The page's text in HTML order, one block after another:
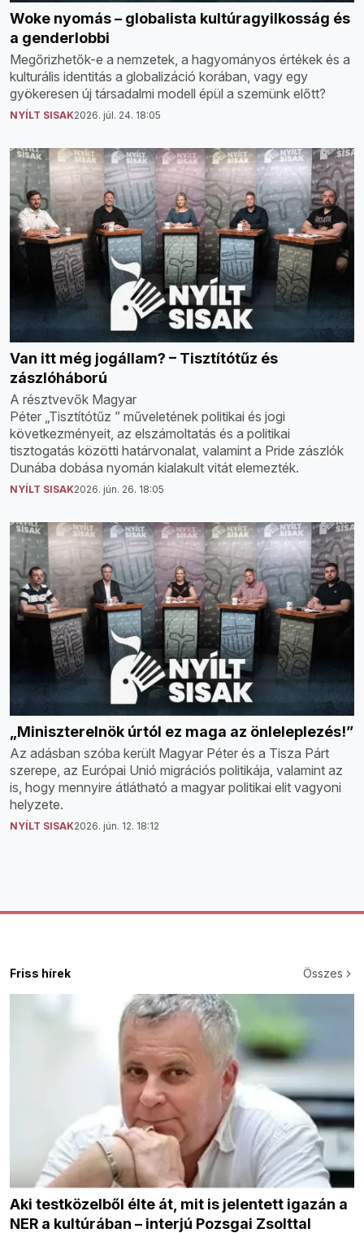
Woke nyomás – globalista kultúragyilkosság és
a genderlobbi
Megőrizhetők-e a nemzetek, a hagyományos értékek és a
kulturális identitás a globalizáció korában, vagy egy
gyökeresen új társadalmi modell épül a szemünk előtt?
NYÍLT SISAK2026. júl. 24. 18:05
Van itt még jogállam? – Tisztítótűz és
zászlóháború
A résztvevők Magyar
Péter „Tisztítótűz ” műveletének politikai és jogi
következményeit, az elszámoltatás és a politikai
tisztogatás közötti határvonalat, valamint a Pride zászlók
Dunába dobása nyomán kialakult vitát elemezték.
NYÍLT SISAK2026. jún. 26. 18:05
„Miniszterelnök úrtól ez maga az önleleplezés!”
Az adásban szóba került Magyar Péter és a Tisza Párt
szerepe, az Európai Unió migrációs politikája, valamint az
is, hogy mennyire átlátható a magyar politikai elit vagyoni
helyzete.
NYÍLT SISAK2026. jún. 12. 18:12
Friss hírek Összes
Aki testközelből élte át, mit is jelentett igazán a
NER a kultúrában – interjú Pozsgai Zsolttal